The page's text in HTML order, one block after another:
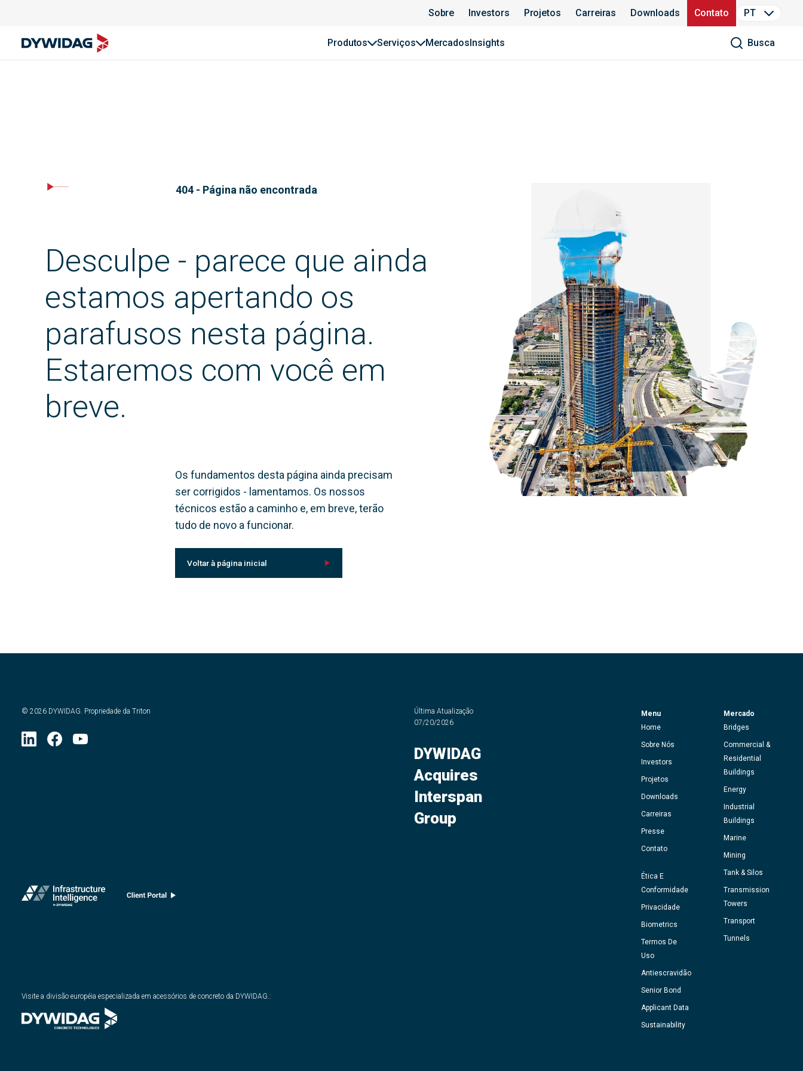
Sobre Investors Projetos Carreiras Downloads Contato PT
Produtos Serviços MercadosInsights Busca
404 - Página não encontrada
Desculpe - parece que ainda
estamos apertando os
parafusos nesta página.
Estaremos com você em
breve.
Os fundamentos desta página ainda precisam
ser corrigidos - lamentamos. Os nossos
técnicos estão a caminho e, em breve, terão
tudo de novo a funcionar.
Voltar à página inicial
© 2026 DYWIDAG. Propriedade da Triton
Visite a divisão européia especializada em acessórios de concreto da DYWIDAG. :
Última Atualização
07/20/2026
DYWIDAG
Acquires
Interspan
Group
Menu
Home
Sobre Nós
Investors
Projetos
Downloads
Carreiras
Presse
Contato
Ética E
Conformidade
Privacidade
Biometrics
Termos De
Uso
Antiescravidão
Senior Bond
Applicant Data
Sustainability
Mercado
Bridges
Commercial &
Residential
Buildings
Energy
Industrial
Buildings
Marine
Mining
Tank & Silos
Transmission
Towers
Transport
Tunnels